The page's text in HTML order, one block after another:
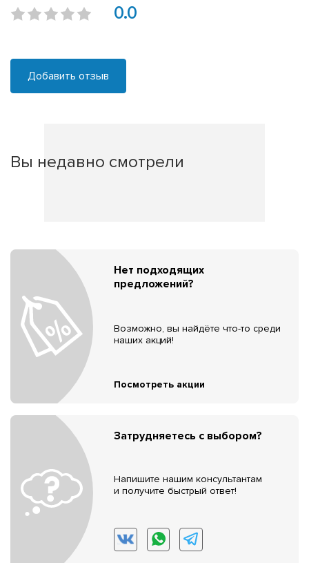
0.0
Добавить отзыв
Вы недавно смотрели
Нет подходящих
предложений?
Возможно, вы найдёте что-то среди
наших акций!
Посмотреть акции
Затрудняетесь с выбором?
Напишите нашим консультантам
и получите быстрый ответ!